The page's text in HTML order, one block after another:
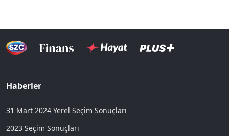
Haberler
31 Mart 2024 Yerel Seçim Sonuçları
2023 Seçim Sonuçları